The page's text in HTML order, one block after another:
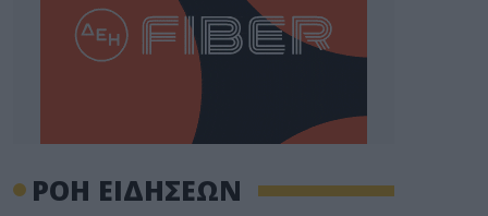
ΡΟΗ ΕΙΔΗΣΕΩΝ